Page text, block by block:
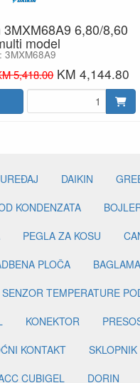
3MXM68A9 6,80/8,60
model
3MXM68A9
5,418.00 KM 4,144.80
DAIKIN
KONDENZATA
PEGLA ZA KOSU
PLOČA BAGLAMA
SENZOR TEMPERATURE
KONEKTOR
KONTAKT SKLOPNIK
CUBIGEL DORIN